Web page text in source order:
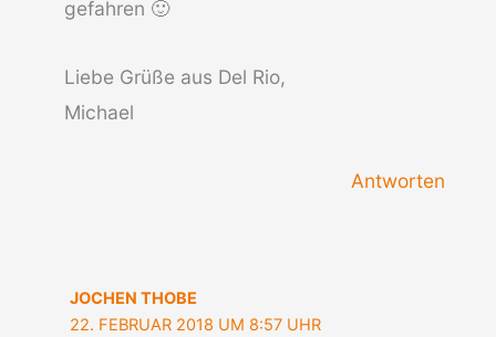
gefahren 🙂
Liebe Grüße aus Del Rio,
Michael
Antworten
JOCHEN THOBE
22. FEBRUAR 2018 UM 8:57 UHR